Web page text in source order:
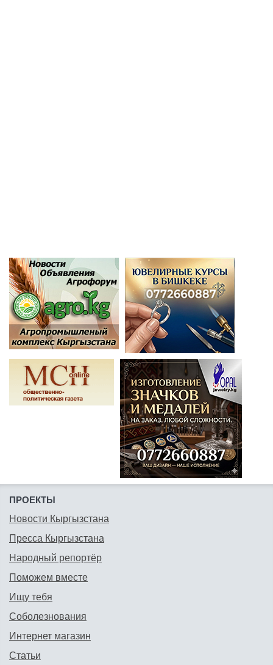
ПРОЕКТЫ
Новости Кыргызстана
Пресса Кыргызстана
Народный репортёр
Поможем вместе
Ищу тебя
Соболезнования
Интернет магазин
Статьи